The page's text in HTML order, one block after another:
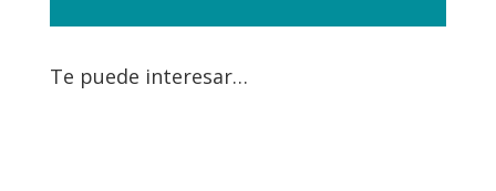
Te puede interesar…